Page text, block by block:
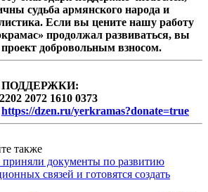
судьба армянского народа и
Если вы цените нашу работу
продолжал развиваться, вы
добровольным взносом.
2072 1610 0373
https://dzen.ru/yerkramas?donate=true
также
документы по развитию
связей и готовятся создать